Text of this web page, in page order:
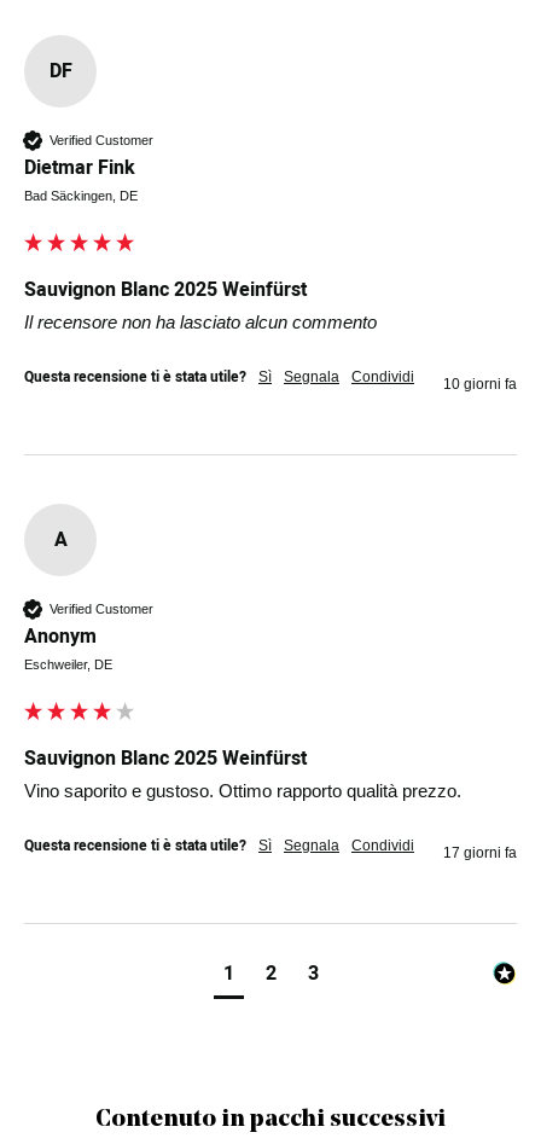
DF
Verified Customer
Dietmar Fink
Bad Säckingen, DE
Sauvignon Blanc 2025 Weinfürst
Il recensore non ha lasciato alcun commento
Questa recensione ti è stata utile? Sì Segnala Condividi 10 giorni fa
A
Verified Customer
Anonym
Eschweiler, DE
Sauvignon Blanc 2025 Weinfürst
Vino saporito e gustoso. Ottimo rapporto qualità prezzo.
Questa recensione ti è stata utile? Sì Segnala Condividi 17 giorni fa
1 2 3
Contenuto in pacchi successivi